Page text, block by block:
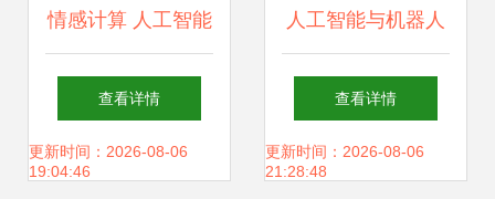
情感计算 人工智能
应用的新兴前沿与
发展趋势
查看详情
更新时间：2026-08-06
19:04:46
人工智能与机器人
技术 从软件到应用
的革新之路
查看详情
更新时间：2026-08-06
21:28:48